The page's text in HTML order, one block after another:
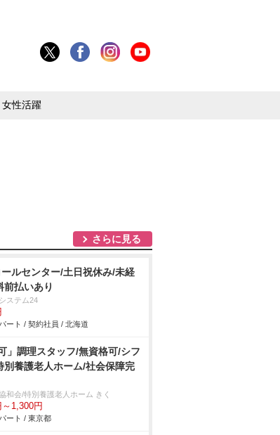
女性活躍
さらに見る
ルセンター/土日祝休み/未経
前払いあり
ステム24
ート / 契約社員 / 北海道
」調理スタッフ/無資格可/シフ
別養護老人ホーム/社会保障完
和会/特別養護老人ホーム きく
1,300円
ート / 東京都